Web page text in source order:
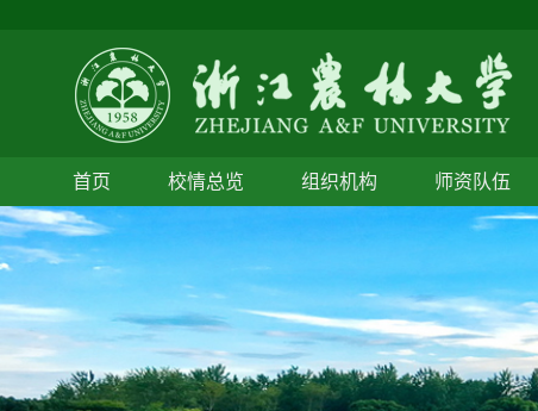
首页 校情总览 组织机构 师资队伍